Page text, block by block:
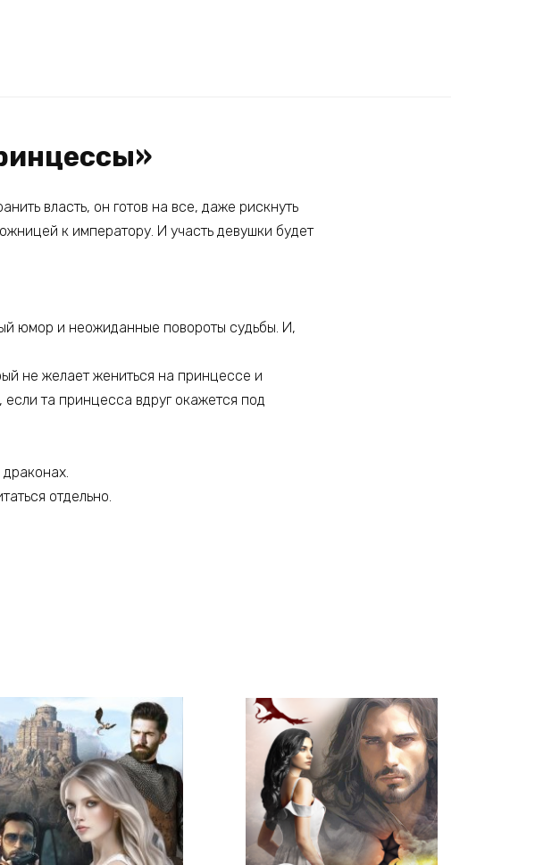
власть, он готов на все, даже рискнуть
к императору. И участь девушки будет
юмор и неожиданные повороты судьбы. И,
не желает жениться на принцессе и
та принцесса вдруг окажется под
отдельно.